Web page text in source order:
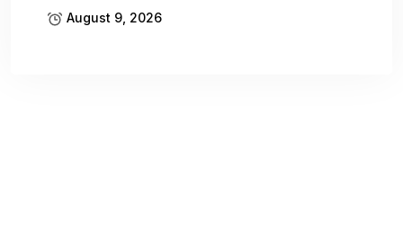
August 9, 2026